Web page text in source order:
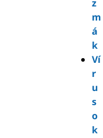
z
m
á
k
Ví
r
u
s
o
k